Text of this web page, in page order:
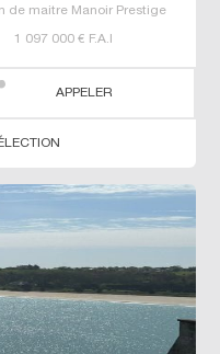
de maitre Manoir Prestige
1 097 000 € F.A.I
APPELER